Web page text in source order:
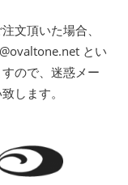
文頂いた場合、
とい
ので、迷惑メー
します。